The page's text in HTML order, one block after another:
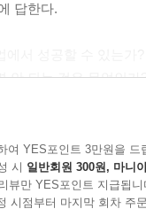
답한다.
안 되는 것은 무엇인가
수밖에 없는 이유는 무
니라, 현실적 대안
”는 여성들, 그리고
여 YES포인트 3만원을 드
시 일반회원 300원, 마니
뷰만 YES포인트 지급됩니
시점부터 마지막 회차 주